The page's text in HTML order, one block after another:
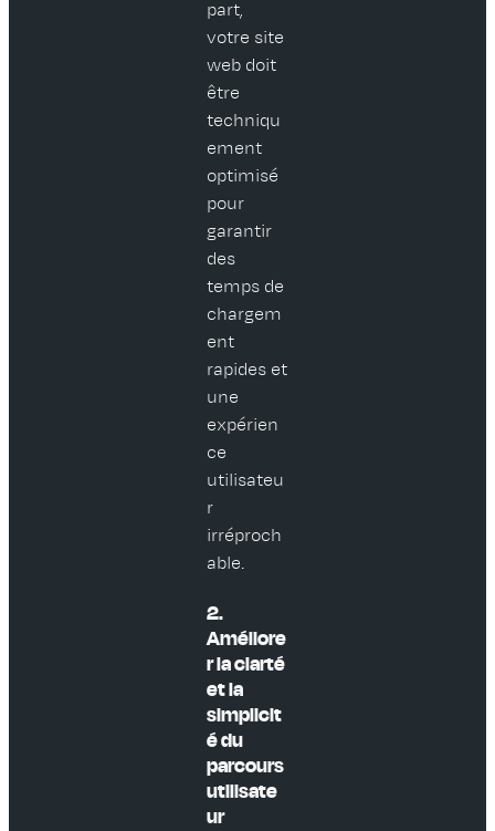
part,
votre site
web doit
être
techniqu
ement
optimisé
pour
garantir
des
temps de
chargem
ent
rapides et
une
expérien
ce
utilisateu
r
irréproch
able.
2.
Améliore
r la clarté
et la
simplicit
é du
parcours
utilisate
ur